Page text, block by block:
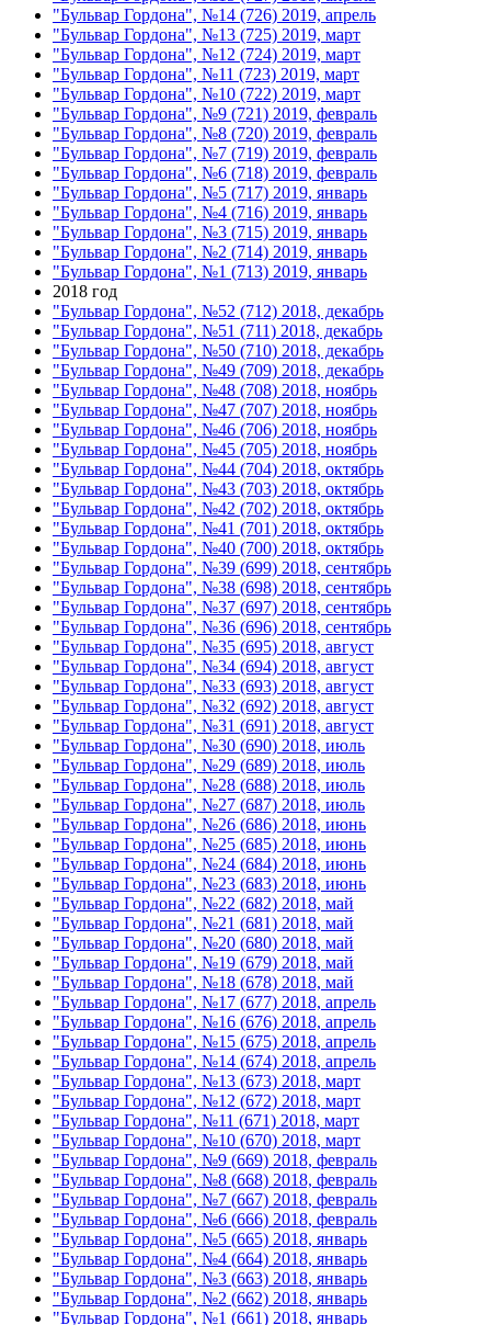
"Бульвар Гордона", №14 (726) 2019, апрель
"Бульвар Гордона", №13 (725) 2019, март
"Бульвар Гордона", №12 (724) 2019, март
"Бульвар Гордона", №11 (723) 2019, март
"Бульвар Гордона", №10 (722) 2019, март
"Бульвар Гордона", №9 (721) 2019, февраль
"Бульвар Гордона", №8 (720) 2019, февраль
"Бульвар Гордона", №7 (719) 2019, февраль
"Бульвар Гордона", №6 (718) 2019, февраль
"Бульвар Гордона", №5 (717) 2019, январь
"Бульвар Гордона", №4 (716) 2019, январь
"Бульвар Гордона", №3 (715) 2019, январь
"Бульвар Гордона", №2 (714) 2019, январь
"Бульвар Гордона", №1 (713) 2019, январь
2018 год
"Бульвар Гордона", №52 (712) 2018, декабрь
"Бульвар Гордона", №51 (711) 2018, декабрь
"Бульвар Гордона", №50 (710) 2018, декабрь
"Бульвар Гордона", №49 (709) 2018, декабрь
"Бульвар Гордона", №48 (708) 2018, ноябрь
"Бульвар Гордона", №47 (707) 2018, ноябрь
"Бульвар Гордона", №46 (706) 2018, ноябрь
"Бульвар Гордона", №45 (705) 2018, ноябрь
"Бульвар Гордона", №44 (704) 2018, октябрь
"Бульвар Гордона", №43 (703) 2018, октябрь
"Бульвар Гордона", №42 (702) 2018, октябрь
"Бульвар Гордона", №41 (701) 2018, октябрь
"Бульвар Гордона", №40 (700) 2018, октябрь
"Бульвар Гордона", №39 (699) 2018, сентябрь
"Бульвар Гордона", №38 (698) 2018, сентябрь
"Бульвар Гордона", №37 (697) 2018, сентябрь
"Бульвар Гордона", №36 (696) 2018, сентябрь
"Бульвар Гордона", №35 (695) 2018, август
"Бульвар Гордона", №34 (694) 2018, август
"Бульвар Гордона", №33 (693) 2018, август
"Бульвар Гордона", №32 (692) 2018, август
"Бульвар Гордона", №31 (691) 2018, август
"Бульвар Гордона", №30 (690) 2018, июль
"Бульвар Гордона", №29 (689) 2018, июль
"Бульвар Гордона", №28 (688) 2018, июль
"Бульвар Гордона", №27 (687) 2018, июль
"Бульвар Гордона", №26 (686) 2018, июнь
"Бульвар Гордона", №25 (685) 2018, июнь
"Бульвар Гордона", №24 (684) 2018, июнь
"Бульвар Гордона", №23 (683) 2018, июнь
"Бульвар Гордона", №22 (682) 2018, май
"Бульвар Гордона", №21 (681) 2018, май
"Бульвар Гордона", №20 (680) 2018, май
"Бульвар Гордона", №19 (679) 2018, май
"Бульвар Гордона", №18 (678) 2018, май
"Бульвар Гордона", №17 (677) 2018, апрель
"Бульвар Гордона", №16 (676) 2018, апрель
"Бульвар Гордона", №15 (675) 2018, апрель
"Бульвар Гордона", №14 (674) 2018, апрель
"Бульвар Гордона", №13 (673) 2018, март
"Бульвар Гордона", №12 (672) 2018, март
"Бульвар Гордона", №11 (671) 2018, март
"Бульвар Гордона", №10 (670) 2018, март
"Бульвар Гордона", №9 (669) 2018, февраль
"Бульвар Гордона", №8 (668) 2018, февраль
"Бульвар Гордона", №7 (667) 2018, февраль
"Бульвар Гордона", №6 (666) 2018, февраль
"Бульвар Гордона", №5 (665) 2018, январь
"Бульвар Гордона", №4 (664) 2018, январь
"Бульвар Гордона", №3 (663) 2018, январь
"Бульвар Гордона", №2 (662) 2018, январь
"Бульвар Гордона", №1 (661) 2018, январь